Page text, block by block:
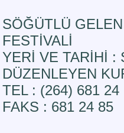
SÖĞÜTLÜ
FESTİVALİ
YERİ VE TARİHİ :
DÜZENLEYEN
TEL : (264) 681 24
FAKS : 681 24 85